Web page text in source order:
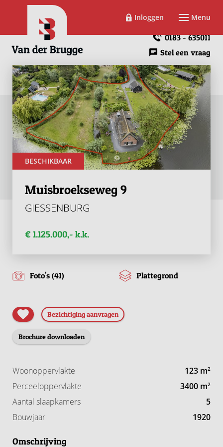
Inloggen Menu
0183 - 635011
Stel een vraag
BESCHIKBAAR
Muisbroekseweg 9
GIESSENBURG
€ 1.125.000,- k.k.
Foto's (41) Plattegrond
Bezichtiging aanvragen
Brochure downloaden
Woonoppervlakte 123 m2
Perceeloppervlakte 3400 m2
Aantal slaapkamers
5
Bouwjaar
1920
Omschrijving